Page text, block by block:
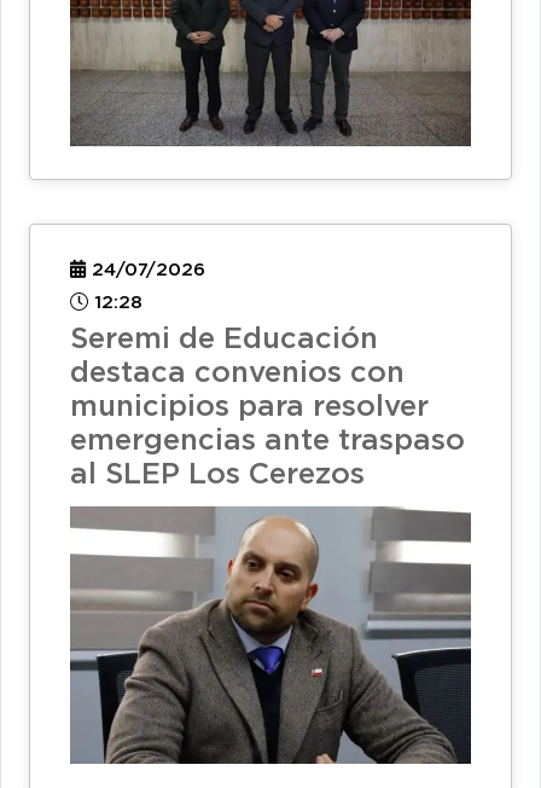
24/07/2026
12:28
Seremi de Educación
destaca convenios con
municipios para resolver
emergencias ante traspaso
al SLEP Los Cerezos